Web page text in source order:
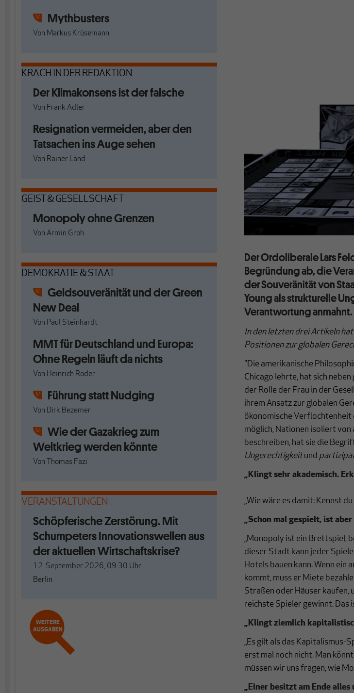
Mythbusters
Von Markus Krüsemann
KRACH IN DER REDAKTION
Der Klimakonsens ist der falsche
Von Frank Adler
Resignation vermeiden, aber den
Tatsachen ins Auge sehen
Von Rainer Land
GEIST & GESELLSCHAFT
Monopoly ohne Grenzen
Von Armin Groh
DEMOKRATIE & STAAT
Geldsouveränität und der Green
New Deal
Von Paul Steinhardt
MMT für Deutschland und Europa:
Ohne Regeln läuft da nichts
Von Heinrich Röder
Führung statt Nudging
Von Dirk Bezemer
Wie der Gazakrieg zum
Weltkrieg werden könnte
Von Thomas Fazi
VERANSTALTUNGEN
Schöpferische Zerstörung. Mit
Schumpeters Innovationswellen aus
der aktuellen Wirtschaftskrise?
12. September 2026, 09:30 Uhr
Berlin
WEITERE
AUSGABEN
Der Ordoliberale Lars
Begründung ab, die
der Souveränität von
Young als strukturelle
Verantwortung anmahnt.
In den letzten drei Artikeln
Positionen zur globalen
"Die amerikanische
Chicago lehrte, hat sich
der Rolle der Frau in der
ihrem Ansatz zur globalen
ökonomische Verflochtenheit
möglich, Nationen isoliert
beschreiben, hat sie die
Ungerechtigkeitund
„Klingt sehr akademisch.
„Wie wäre es damit: Kennst
„Schon mal gespielt, ist aber
„Monopoly ist ein Brettspiel,
dieser Stadt kann jeder
Hotels bauen kann. Wenn ein
kommt, muss er Miete
Straßen oder Häuser kaufen,
reichste Spieler gewinnt. Das
„Klingt ziemlich
„Es gilt als das Kapitalismus-
erst mal noch nicht. Man
müssen wir uns fragen, wie
„Einer besitzt am Ende alles